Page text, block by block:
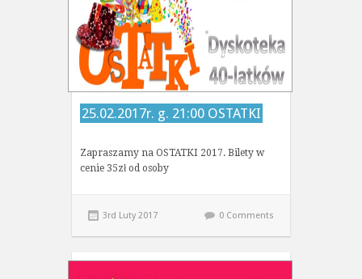
25.02.2017r. g. 21:00 OSTATKI
Zapraszamy na OSTATKI 2017. Bilety w
cenie 35zł od osoby
3rd Luty 2017 0 Comments